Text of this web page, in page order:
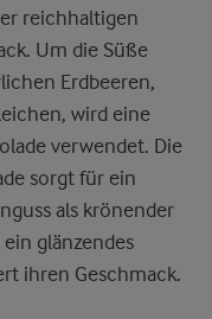
reichhaltigen
Um die Süße
Erdbeeren,
wird eine
verwendet. Die
sorgt für ein
als krönender
glänzendes
ihren Geschmack.